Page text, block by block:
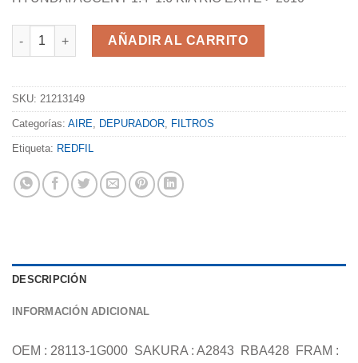
AÑADIR AL CARRITO
SKU: 21213149
Categorías: AIRE, DEPURADOR, FILTROS
Etiqueta: REDFIL
DESCRIPCIÓN
INFORMACIÓN ADICIONAL
OEM : 28113-1G000  SAKURA : A2843  RBA428  FRAM :